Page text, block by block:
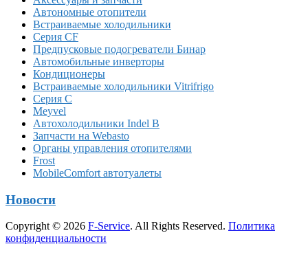
Автономные отопители
Встраиваемые холодильники
Серия CF
Предпусковые подогреватели Бинар
Автомобильные инверторы
Кондиционеры
Встраиваемые холодильники Vitrifrigo
Серия C
Meyvel
Автохолодильники Indel B
Запчасти на Webasto
Органы управления отопителями
Frost
MobileComfort автотуалеты
Новости
Copyright © 2026 F-Service. All Rights Reserved. Политика
конфиденциальности